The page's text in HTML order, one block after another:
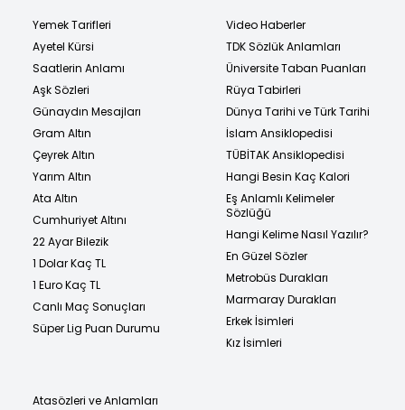
Yemek Tarifleri
Ayetel Kürsi
Saatlerin Anlamı
Aşk Sözleri
Günaydın Mesajları
Gram Altın
Çeyrek Altın
Yarım Altın
Ata Altın
Cumhuriyet Altını
22 Ayar Bilezik
1 Dolar Kaç TL
1 Euro Kaç TL
Canlı Maç Sonuçları
Süper Lig Puan Durumu
Video Haberler
TDK Sözlük Anlamları
Üniversite Taban Puanları
Rüya Tabirleri
Dünya Tarihi ve Türk Tarihi
İslam Ansiklopedisi
TÜBİTAK Ansiklopedisi
Hangi Besin Kaç Kalori
Eş Anlamlı Kelimeler
Sözlüğü
Hangi Kelime Nasıl Yazılır?
En Güzel Sözler
Metrobüs Durakları
Marmaray Durakları
Erkek İsimleri
Kız İsimleri
Atasözleri ve Anlamları